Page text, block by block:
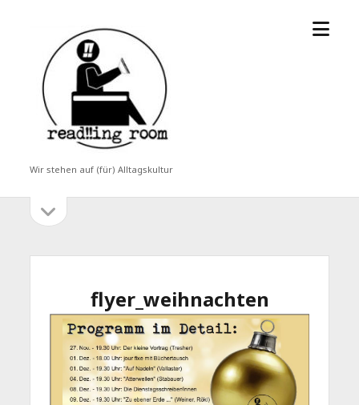
read!!ing
room
Wir stehen auf (für) Alltagskultur
Menü
Seitenleiste
öffnen
flyer_weihnachten